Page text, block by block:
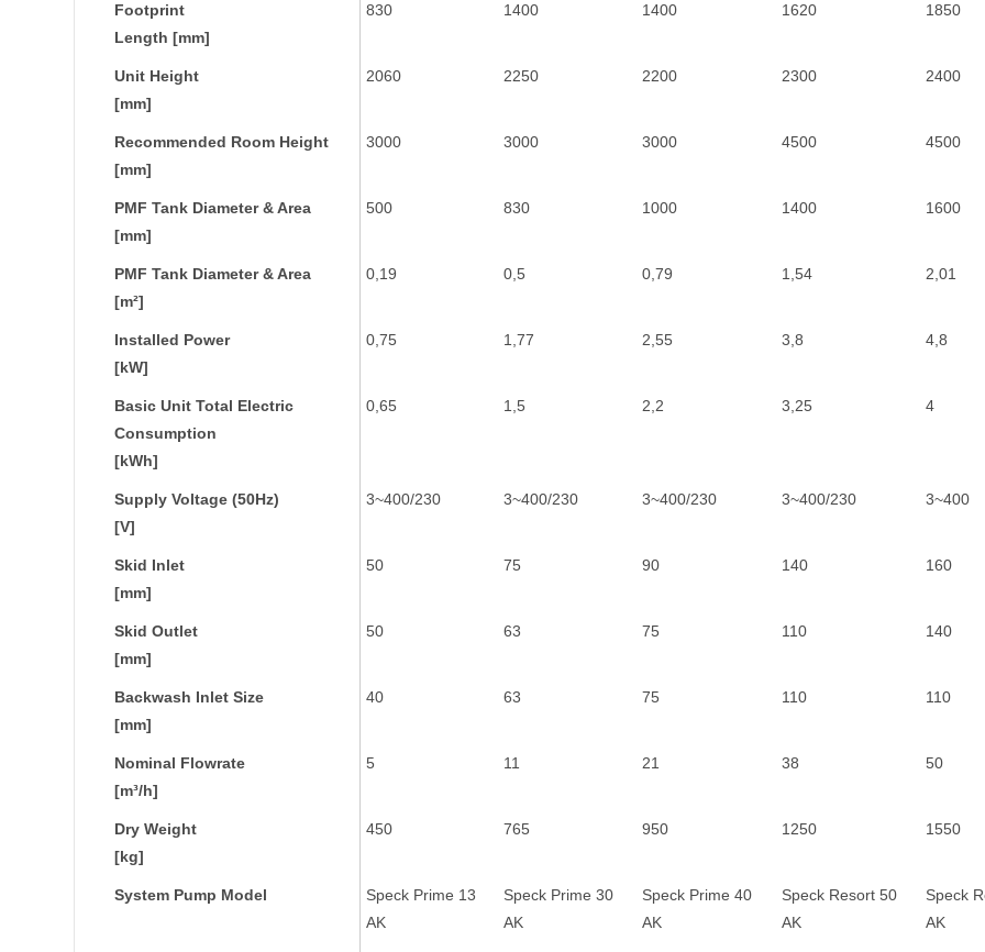
Footprint
Length [mm]
830 1400 1400 1620 1850
Unit Height
[mm]
2060 2250 2200 2300 2400
Recommended Room Height
[mm]
3000 3000 3000 4500 4500
PMF Tank Diameter & Area
[mm]
500 830 1000 1400 1600
PMF Tank Diameter & Area
[m²]
0,19 0,5 0,79 1,54 2,01
Installed Power
[kW]
0,75 1,77 2,55 3,8 4,8
Basic Unit Total Electric
Consumption
[kWh]
0,65 1,5 2,2 3,25 4
Supply Voltage (50Hz)
[V]
3~400/230 3~400/230 3~400/230 3~400/230 3~400
Skid Inlet
[mm]
50 75 90 140 160
Skid Outlet
[mm]
50 63 75 110 140
Backwash Inlet Size
[mm]
40 63 75 110 110
Nominal Flowrate
[m³/h]
5 11 21 38 50
Dry Weight
[kg]
450 765 950 1250 1550
System Pump Model
Speck Prime 13
AK
Speck Prime 30
AK
Speck Prime 40
AK
Speck Resort 50
AK
Speck
AK